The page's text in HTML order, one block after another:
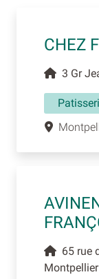
CHEZ
3 Gr
65 rue
Montpellier